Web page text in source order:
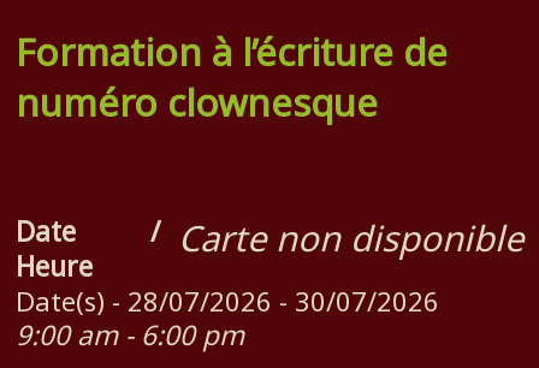
Formation à l’écriture de
numéro clownesque
Carte non disponible
Date /
Heure
Date(s) - 28/07/2026 - 30/07/2026
9:00 am - 6:00 pm